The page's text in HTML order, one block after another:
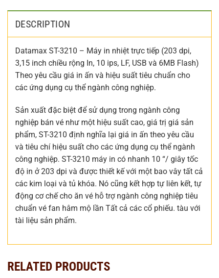
DESCRIPTION
Datamax ST-3210 – Máy in nhiệt trực tiếp (203 dpi,
3,15 inch chiều rộng In, 10 ips, LF, USB và 6MB Flash)
Theo yêu cầu giá in ấn và hiệu suất tiêu chuẩn cho
các ứng dụng cụ thể ngành công nghiệp.
Sản xuất đặc biệt để sử dụng trong ngành công
nghiệp bán vé như một hiệu suất cao, giá trị giá sản
phẩm, ST-3210 định nghĩa lại giá in ấn theo yêu cầu
và tiêu chí hiệu suất cho các ứng dụng cụ thể ngành
công nghiệp. ST-3210 máy in có nhanh 10 “/ giây tốc
độ in ở 203 dpi và được thiết kế với một bao vây tất cả
các kim loại và tủ khóa. Nó cũng kết hợp tự liên kết, tự
động cơ chế cho ăn vé hỗ trợ ngành công nghiệp tiêu
chuẩn vé fan hâm mộ lần Tất cả các cổ phiếu. tàu với
tài liệu sản phẩm.
RELATED PRODUCTS